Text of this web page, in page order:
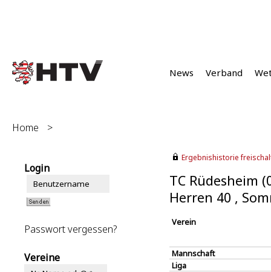
News Verband
Home >
Login
Passwort vergessen?
Vereine
Ergebnishistorie
TC Rüdesheim
Herren 40 ,
Verein
Mannschaft
Liga